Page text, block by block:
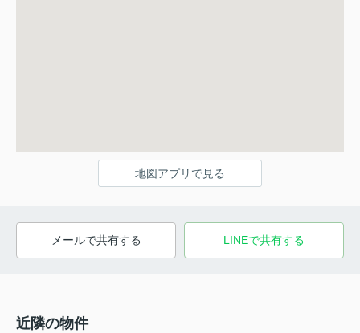
地図アプリで見る
メールで共有する LINEで共有する
近隣の物件